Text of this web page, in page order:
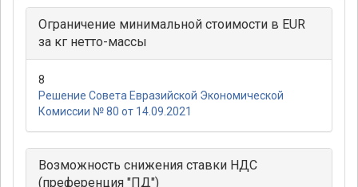
Ограничение минимальной стоимости в EUR
за кг нетто-массы
8
Решение Совета Евразийской Экономической
Комиссии № 80 от 14.09.2021
Возможность снижения ставки НДС
(преференция "ПД")